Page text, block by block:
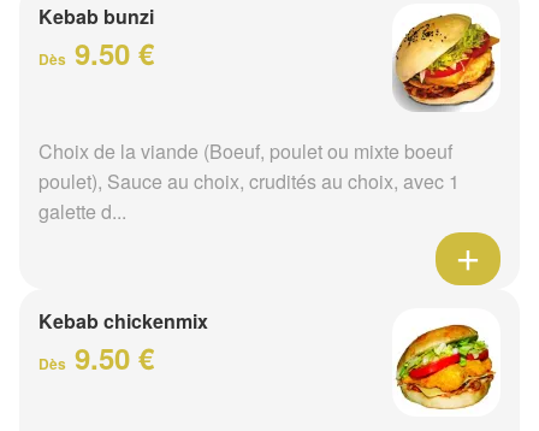
Kebab bunzi
Dès 9.50 €
Choix de la viande (Boeuf, poulet ou mixte boeuf
poulet), Sauce au choix, crudités au choix, avec 1
galette d...
Kebab chickenmix
Dès 9.50 €